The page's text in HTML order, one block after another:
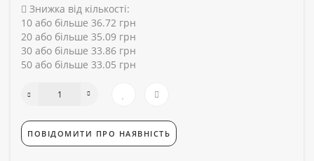
Знижка від кількості:
10 або більше 36.72 грн
20 або більше 35.09 грн
30 або більше 33.86 грн
50 або більше 33.05 грн
ПОВІДОМИТИ ПРО НАЯВНІСТЬ